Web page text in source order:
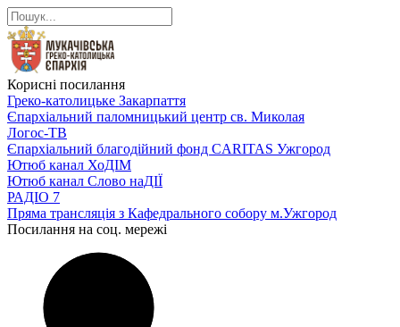
Корисні посилання
Греко-католицьке Закарпаття
Єпархіальний паломницький центр св. Миколая
Логос-ТВ
Єпархіальний благодійний фонд CARITAS Ужгород
Ютюб канал ХоДІМ
Ютюб канал Слово наДІЇ
РАДІО 7
Пряма трансляція з Кафедрального собору м.Ужгород
Посилання на соц. мережі